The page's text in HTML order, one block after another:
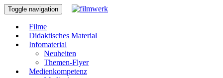
Toggle navigation
Filme
Didaktisches Material
Infomaterial
Neuheiten
Themen-Flyer
Medienkompetenz